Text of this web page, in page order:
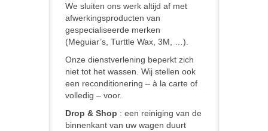
We sluiten ons werk altijd af met
afwerkingsproducten van
gespecialiseerde merken
(Meguiar’s, Turttle Wax, 3M, …).
Onze dienstverlening beperkt zich
niet tot het wassen. Wij stellen ook
een reconditionering – à la carte of
volledig – voor.
Drop & Shop : een reiniging van de
binnenkant van uw wagen duurt